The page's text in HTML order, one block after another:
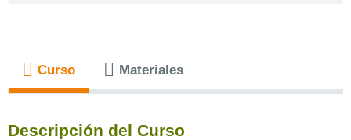
Curso Materiales
Descripción del Curso